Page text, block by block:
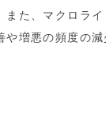
また、マクロラ
や増悪の頻度の減